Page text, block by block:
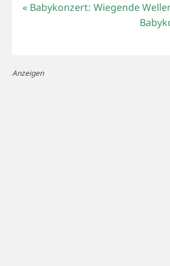
«Babykonzert: Wiegende
Anzeigen